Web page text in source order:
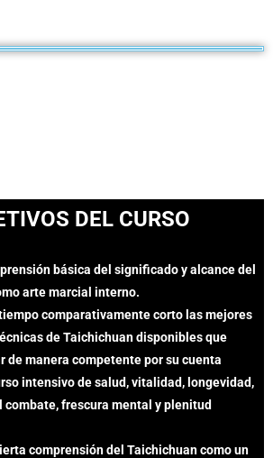
DEL CURSO
básica del significado y alcance del
arte marcial interno.
comparativamente corto las mejores
de Taichichuan disponibles que
de manera competente por su cuenta
intensivo de salud, vitalidad, longevidad,
combate, frescura mental y plenitud
comprensión del Taichichuan como un